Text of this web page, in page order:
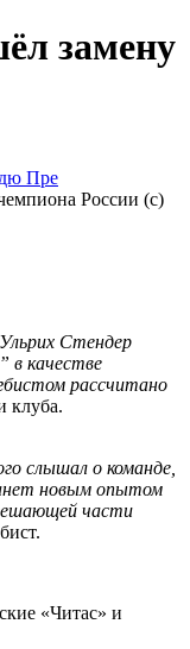
замену
России (с)
Стендер
в качестве
рассчитано
клуба.
слышал о команде,
новым опытом
части
«Читас» и